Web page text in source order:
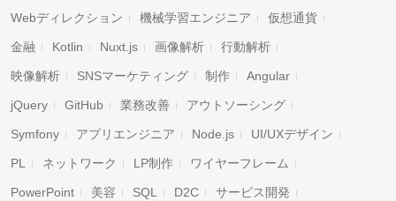
Webディレクション 機械学習エンジニア 仮想通貨
金融 Kotlin Nuxt.js 画像解析 行動解析
映像解析 SNSマーケティング 制作 Angular
jQuery GitHub 業務改善 アウトソーシング
Symfony アプリエンジニア Node.js UI/UXデザイン
PL ネットワーク LP制作 ワイヤーフレーム
PowerPoint 美容 SQL D2C サービス開発